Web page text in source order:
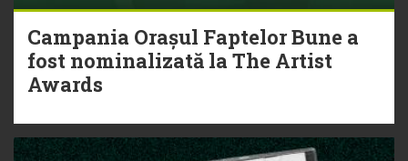
Campania Orașul Faptelor Bune a
fost nominalizată la The Artist
Awards